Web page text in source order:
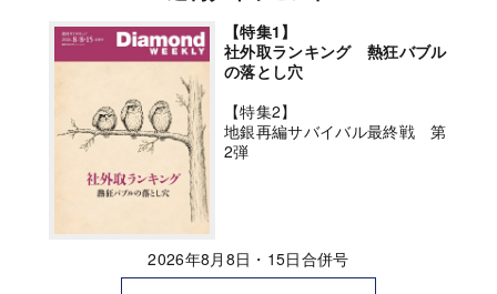
【特集1】
社外取ランキング 熱狂バブル
の落とし穴
【特集2】
地銀再編サバイバル最終戦 第
2弾
2026年8月8日・15日合併号